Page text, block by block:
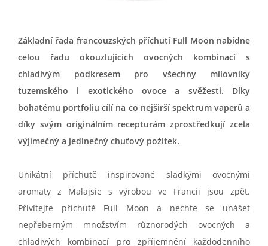
Základní řada francouzských příchutí Full Moon nabídne
celou řadu okouzlujících ovocných kombinací s
chladivým podkresem pro všechny milovníky
tuzemského i exotického ovoce a svěžesti. Díky
bohatému portfoliu cílí na co nejširší spektrum vaperů a
díky svým originálním recepturám zprostředkují zcela
výjimečný a jedinečný chuťový požitek.
Unikátní příchutě inspirované sladkými ovocnými
aromaty z Malajsie s výrobou ve Francii jsou zpět.
Přivítejte příchutě Full Moon a nechte se unášet
nepřeberným množstvím různorodých ovocných a
chladivých kombinací pro zpříjemnění každodenního